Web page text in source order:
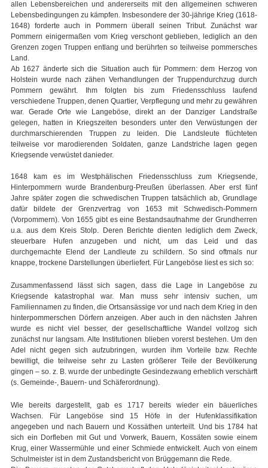
allen Lebensbereichen und andererseits mit den allgemeinen schweren
Lebensbedingungen zu kämpfen. Insbesondere der 30-jährige Krieg (1618-
1648) forderte auch in Pommern überall seinen Tribut. Zunächst war
Pommern einigermaßen vom Krieg verschont geblieben, lediglich an den
Grenzen zogen Truppen entlang und berührten so teilweise pommersches
Land.
Ab 1627 änderte sich die Situation auch für Pommern: dem Herzog von
Holstein wurde nach zähen Verhandlungen der Truppendurchzug durch
Pommern gewährt. Ihm folgten bis zum Friedensschluss laufend
verschiedene Truppen, denen Quartier, Verpflegung und mehr zu gewähren
war. Gerade Orte wie Langeböse, direkt an der Danziger Landstraße
gelegen, hatten in Kriegszeiten besonders unter den Verwüstungen der
durchmarschierenden Truppen zu leiden. Die Landsleute flüchteten
teilweise vor marodierenden Soldaten, ganze Landstriche lagen gegen
Kriegsende verwüstet danieder.
1648 kam es im Westphälischen Friedensschluss zum Kriegsende,
Hinterpommern wurde Brandenburg-Preußen überlassen. Aber erst fünf
Jahre später zogen die schwedischen Truppen tatsächlich ab, Grundlage
dafür bildete der Grenzvertrag von 1653 mit Schwedisch-Pommern
(Vorpommern). Von 1655 gibt es eine Bestandsaufnahme der Grundherren
u.a. aus dem Kreis Stolp. Deren Berichte dienten lediglich dem Zweck,
steuerbare Hufen anzugeben und nicht, um das Leid und das
durchgemachte Elend der Landleute zu schildern. So sind oftmals nur
knappe, trockene Darstellungen überliefert. Für Langeböse liest es sich so:
Zusammenfassend lässt sich sagen, dass die Lage in Langeböse zu
Kriegsende katastrophal war. Man muss sehr intensiv suchen, um
Familiennamen zu finden, die Ortsansässige vor und nach dem Krieg in den
hinterpommerschen Dörfern anzeigen. Aber auch in den nächsten Jahren
wurde es nicht viel besser, der gesellschaftliche Wandel vollzog sich
zunächst nur langsam. Alte Institutionen blieben vorerst bestehen. Um den
Adel nicht gegen sich aufzubringen, wurden ihm Vorteile bzw. Rechte
bewilligt, die teilweise sehr zu Lasten größerer Teile der Bevölkerung
gingen – so. z. B. wurde der unbedingte Gesindezwang erheblich verschärft
(s. Gemeinde-, Bauern- und Schäferordnung).
Wie bereits dargestellt, gab es 1717 bereits wieder ein bäuerliches
Wachsen. Für Langeböse sind 15 Höfe in der Hufenklassifikation
angegeben und nach Bauern und Kossäthen unterteilt. Und bis 1784 hat
sich ein Dorfleben mit Gut und Vorwerk, Bauern, Kossäten sowie einem
Krug, einer Wassermühle und einer Schmiede entwickelt. Auch von einem
Schulmeister ist in dem Zustandsbericht von Brüggemann die Rede.